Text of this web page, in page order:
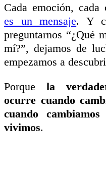
Cada emoción, cada
es un mensaje. Y
preguntarnos “¿Qué
mí?”, dejamos de
empezamos a
Porque la
ocurre cuando
cuando
vivimos.